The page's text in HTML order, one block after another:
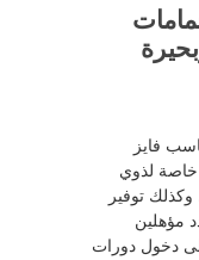
فايز
خاصة لذوي
وكذلك توفير
مؤهلين
دخول دورات